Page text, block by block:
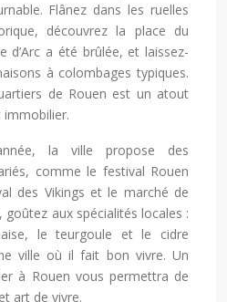
Flânez dans les ruelles
découvrez la place du
d’Arc a été brûlée, et laissez-
à colombages typiques.
de Rouen est un atout
la ville propose des
comme le festival Rouen
des Vikings et le marché de
aux spécialités locales :
le teurgoule et le cidre
ville où il fait bon vivre. Un
à Rouen vous permettra de
art de vivre.